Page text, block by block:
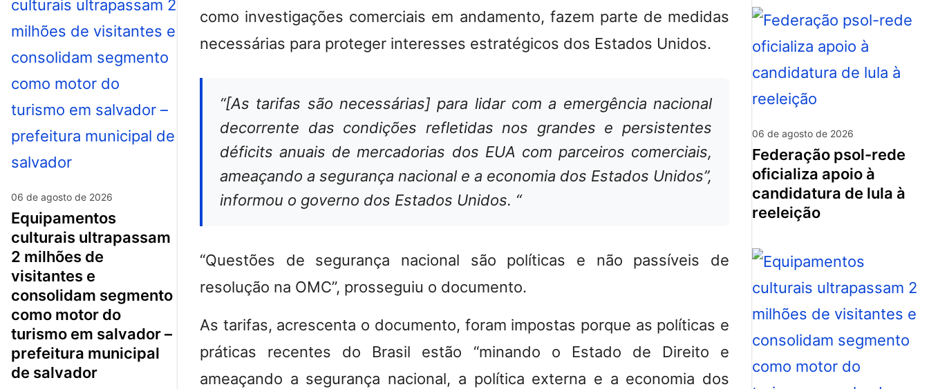
06 de agosto de 2026
equipamentos
culturais ultrapassam
2 milhões de
visitantes e
consolidam segmento
como motor do
turismo em salvador –
prefeitura municipal
de salvador
como investigações comerciais em andamento, fazem parte de medidas
necessárias para proteger interesses estratégicos dos Estados Unidos.
“[As tarifas são necessárias] para lidar com a emergência nacional
decorrente das condições refletidas nos grandes e persistentes
déficits anuais de mercadorias dos EUA com parceiros comerciais,
ameaçando a segurança nacional e a economia dos Estados Unidos”,
informou o governo dos Estados Unidos. “
“Questões de segurança nacional são políticas e não passíveis de
resolução na OMC”, prosseguiu o documento.
As tarifas, acrescenta o documento, foram impostas porque as políticas e
práticas recentes do Brasil estão “minando o Estado de Direito e
ameaçando a segurança nacional, a política externa e a economia dos
06 de agosto de 2026
federação psol-rede
oficializa apoio à
candidatura de lula à
reeleição